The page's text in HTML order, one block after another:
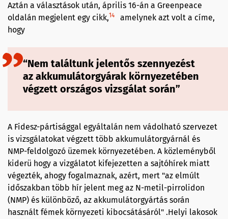
Aztán a választások után, április 16-án a Greenpeace
oldalán megjelent egy cikk,14
amelynek azt volt a címe,
hogy
“Nem találtunk jelentős szennyezést
az akkumulátorgyárak környezetében
végzett országos vizsgálat során”
A Fidesz-pártisággal egyáltalán nem vádolható szervezet
is vizsgálatokat végzett több akkumulátorgyárnál és
NMP-feldolgozó üzemek környezetében. A közleményből
kiderü hogy a vizgálatot kifejezetten a sajtóhírek miatt
végezték, ahogy fogalmaznak, azért, mert "az elmúlt
időszakban több hír jelent meg az N-metil-pirrolidon
(NMP) és különböző, az akkumulátorgyártás során
használt fémek környezeti kibocsátásáról" .Helyi lakosok